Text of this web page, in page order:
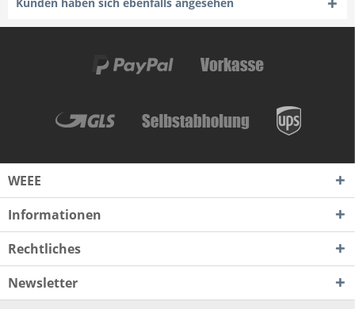
WEEE
Informationen
Rechtliches
Newsletter